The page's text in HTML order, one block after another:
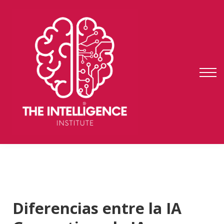
fundae
testimonios
ENTRAR
REGISTRARME
Diferencias entre la IA